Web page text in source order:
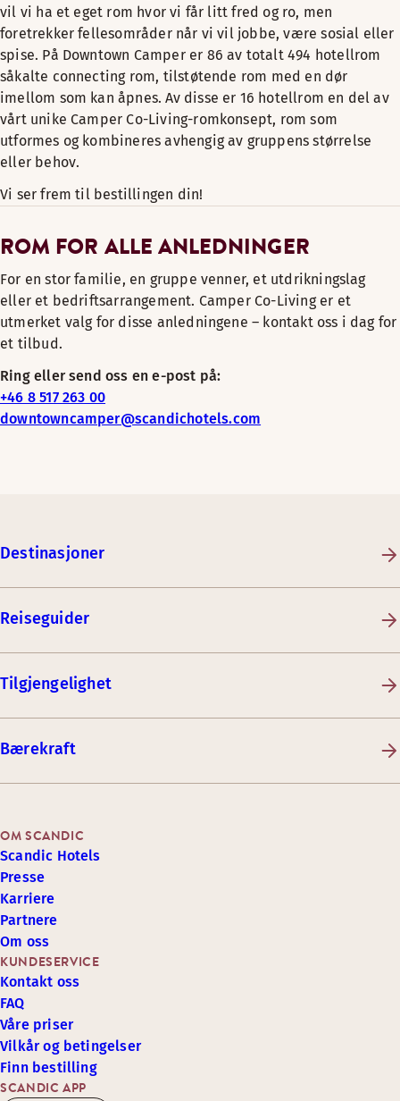
vil vi ha et eget rom hvor vi får litt fred og ro, men
foretrekker fellesområder når vi vil jobbe, være sosial eller
spise. På Downtown Camper er 86 av totalt 494 hotellrom
såkalte connecting rom, tilstøtende rom med en dør
imellom som kan åpnes. Av disse er 16 hotellrom en del av
vårt unike Camper Co-Living-romkonsept, rom som
utformes og kombineres avhengig av gruppens størrelse
eller behov.
Vi ser frem til bestillingen din!
ROM FOR ALLE ANLEDNINGER
For en stor familie, en gruppe venner, et utdrikningslag
eller et bedriftsarrangement. Camper Co-Living er et
utmerket valg for disse anledningene – kontakt oss i dag for
et tilbud.
Ring eller send oss en e-post på:
+46 8 517 263 00
downtowncamper@scandichotels.com
Destinasjoner
Reiseguider
Tilgjengelighet
Bærekraft
SCANDIC APP
KUNDESERVICE
Kontakt oss
FAQ
Våre priser
Vilkår og betingelser
Finn bestilling
OM SCANDIC
Scandic Hotels
Presse
Karriere
Partnere
Om oss